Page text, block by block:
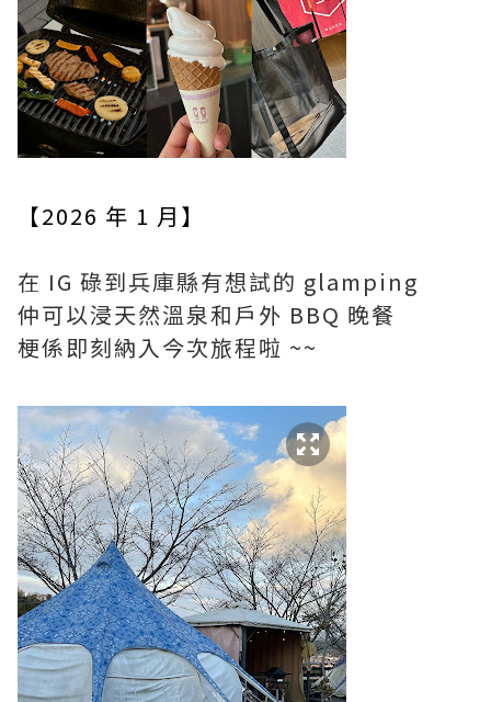
【2026 年 1 月】
在 IG 碌到兵庫縣有想試的 glamping
仲可以浸天然溫泉和戶外 BBQ 晚餐
梗係即刻納入今次旅程啦 ~~